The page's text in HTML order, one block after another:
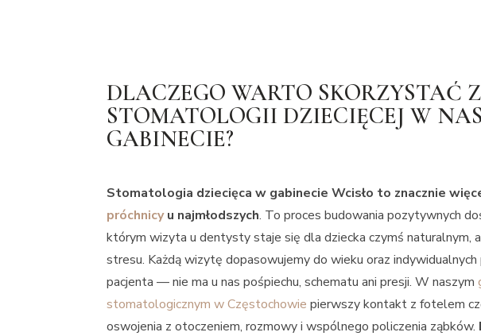
DLACZEGO WARTO SKORZYSTAĆ
STOMATOLOGII DZIECIĘCEJ W
GABINECIE?
Stomatologia dziecięca w gabinecie Wcisło to znacznie
próchnicyu najmłodszych. To proces budowania pozytywnych
którym wizyta u dentysty staje się dla dziecka czymś naturalnym,
stresu. Każdą wizytę dopasowujemy do wieku oraz indywidualnych
pacjenta — nie ma u nas pośpiechu, schematu ani presji. W naszym
stomatologicznym w Częstochowie pierwszy kontakt z fotelem
oswojenia z otoczeniem, rozmowy i wspólnego policzenia ząbków.